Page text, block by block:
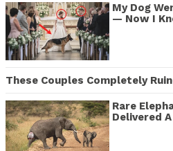
My Dog
— Now I
These Couples Completely
Rare
Delivered